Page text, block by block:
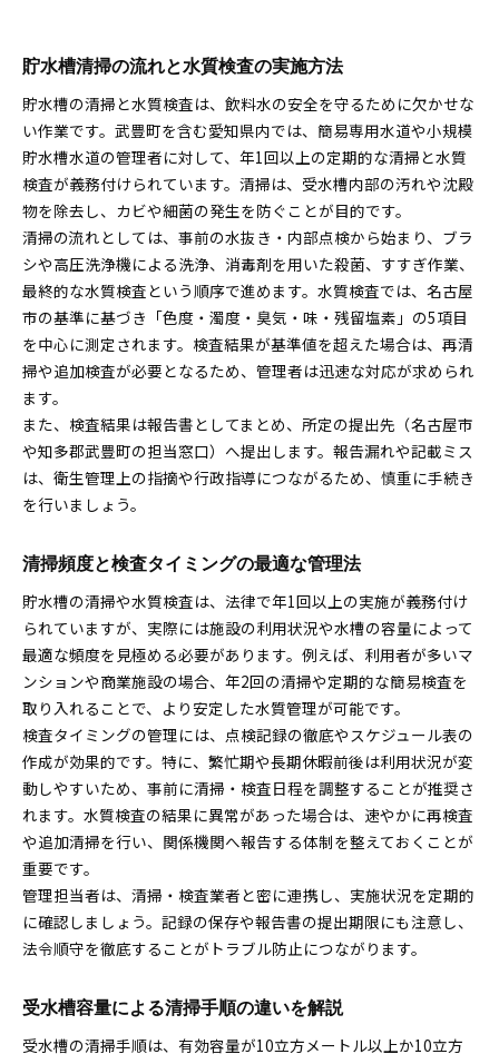
貯水槽清掃の流れと水質検査の実施方法
貯水槽の清掃と水質検査は、飲料水の安全を守るために欠かせな
い作業です。武豊町を含む愛知県内では、簡易専用水道や小規模
貯水槽水道の管理者に対して、年1回以上の定期的な清掃と水質
検査が義務付けられています。清掃は、受水槽内部の汚れや沈殿
物を除去し、カビや細菌の発生を防ぐことが目的です。
清掃の流れとしては、事前の水抜き・内部点検から始まり、ブラ
シや高圧洗浄機による洗浄、消毒剤を用いた殺菌、すすぎ作業、
最終的な水質検査という順序で進めます。水質検査では、名古屋
市の基準に基づき「色度・濁度・臭気・味・残留塩素」の5項目
を中心に測定されます。検査結果が基準値を超えた場合は、再清
掃や追加検査が必要となるため、管理者は迅速な対応が求められ
ます。
また、検査結果は報告書としてまとめ、所定の提出先（名古屋市
や知多郡武豊町の担当窓口）へ提出します。報告漏れや記載ミス
は、衛生管理上の指摘や行政指導につながるため、慎重に手続き
を行いましょう。
清掃頻度と検査タイミングの最適な管理法
貯水槽の清掃や水質検査は、法律で年1回以上の実施が義務付け
られていますが、実際には施設の利用状況や水槽の容量によって
最適な頻度を見極める必要があります。例えば、利用者が多いマ
ンションや商業施設の場合、年2回の清掃や定期的な簡易検査を
取り入れることで、より安定した水質管理が可能です。
検査タイミングの管理には、点検記録の徹底やスケジュール表の
作成が効果的です。特に、繁忙期や長期休暇前後は利用状況が変
動しやすいため、事前に清掃・検査日程を調整することが推奨さ
れます。水質検査の結果に異常があった場合は、速やかに再検査
や追加清掃を行い、関係機関へ報告する体制を整えておくことが
重要です。
管理担当者は、清掃・検査業者と密に連携し、実施状況を定期的
に確認しましょう。記録の保存や報告書の提出期限にも注意し、
法令順守を徹底することがトラブル防止につながります。
受水槽容量による清掃手順の違いを解説
受水槽の清掃手順は、有効容量が10立方メートル以上か10立方